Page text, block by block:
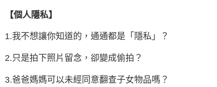
【個人隱私】
1.我不想讓你知道的，通通都是「隱私」？
2.只是拍下照片留念，卻變成偷拍？
3.爸爸媽媽可以未經同意翻查子女物品嗎？